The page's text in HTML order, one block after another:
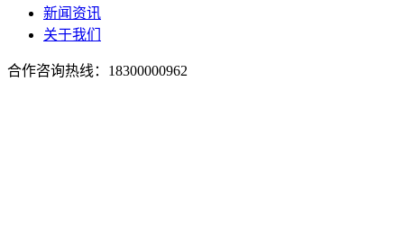
新闻资讯
关于我们
合作咨询热线： 18300000962